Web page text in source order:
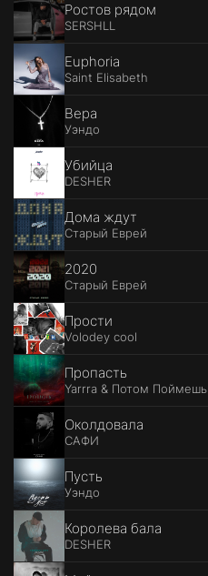
Ростов рядом
SERSHLL
Euphoria
Saint Elisabeth
Вера
Уэндо
Убийца
DESHER
Дома ждут
Старый Еврей
2020
Старый Еврей
Прости
Volodey cool
Пропасть
Yarrra & Потом Поймешь
Околдовала
САФИ
Пусть
Уэндо
Королева бала
DESHER